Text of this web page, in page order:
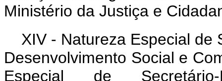
Ministério da Justiça e
XIV - Natureza Especial de
Desenvolvimento Social e
Especial de